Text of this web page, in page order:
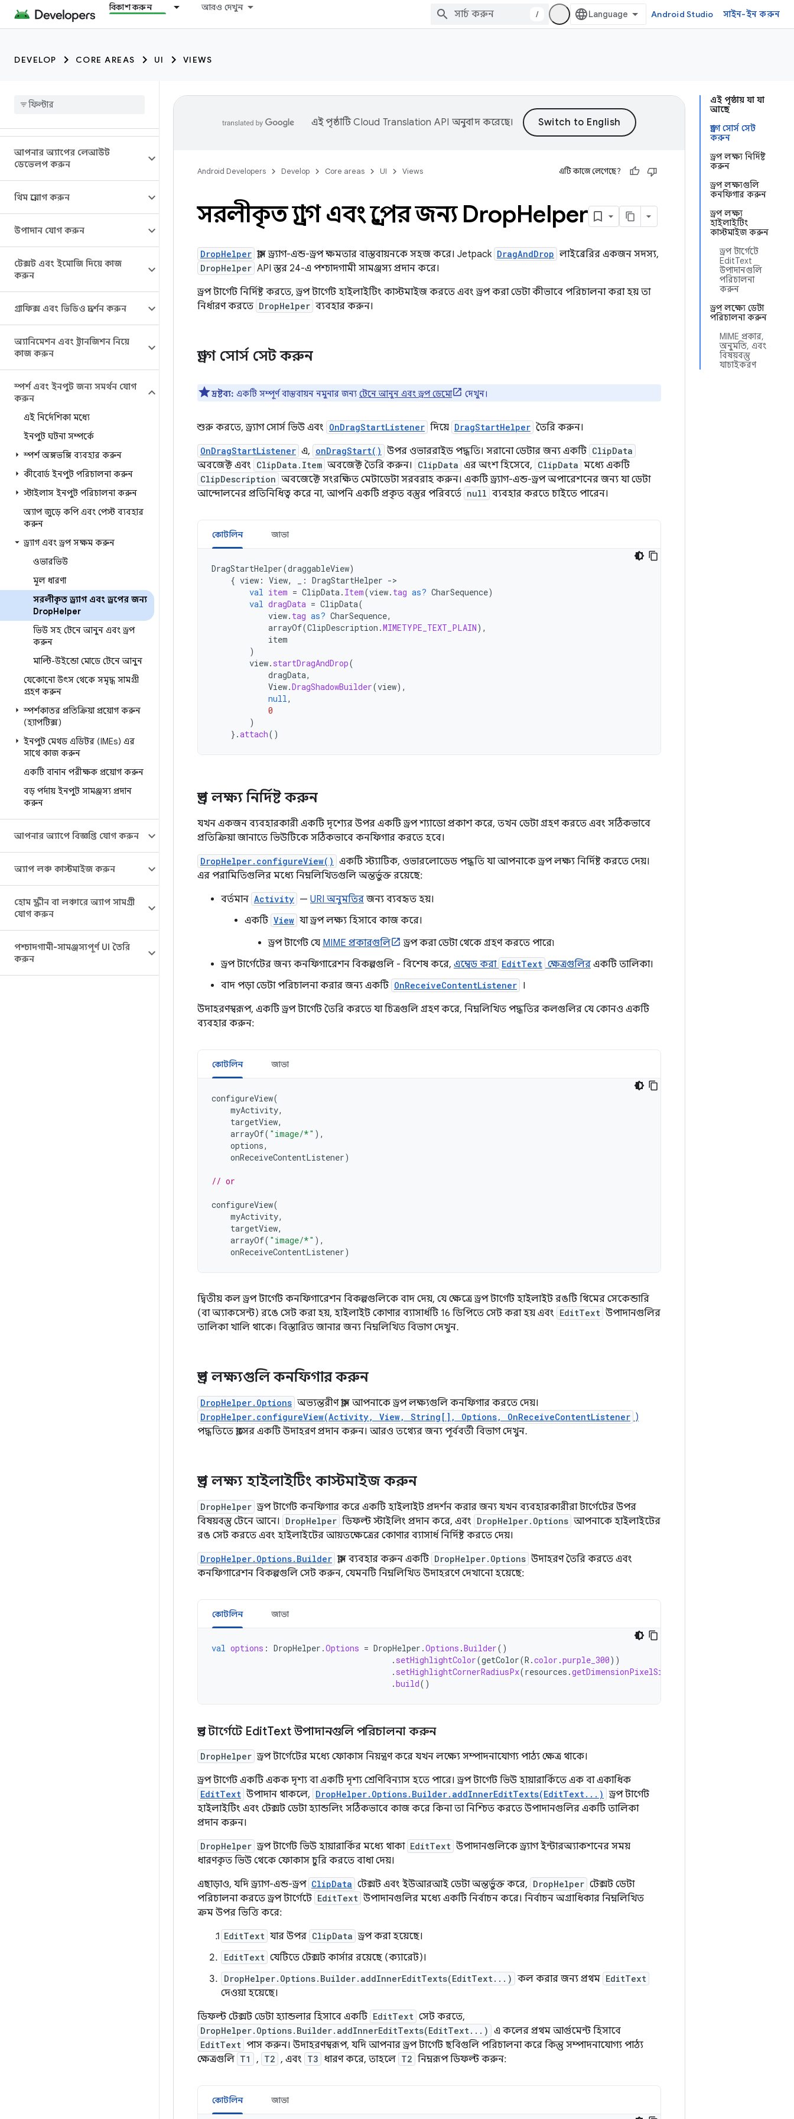
বিকাশ করুন আরও দেখুন
/ Android Studio সাইন-ইন করুন
DEVELOP CORE AREAS UI VIEWS
আপনার অ্যাপের লেআউট
ডেভেলপ করুন
থিম প্রয়োগ করুন
উপাদান যোগ করুন
টেক্সট এবং ইমোজি দিয়ে কাজ
করুন
গ্রাফিক্স এবং ভিডিও প্রদর্শন করুন
অ্যানিমেশন এবং ট্রানজিশন নিয়ে
কাজ করুন
স্পর্শ এবং ইনপুট জন্য সমর্থন যোগ
করুন
এই নির্দেশিকা মধ্যে
ইনপুট ঘটনা সম্পর্কে
স্পর্শ অঙ্গভঙ্গি ব্যবহার করুন
কীবোর্ড ইনপুট পরিচালনা করুন
স্টাইলাস ইনপুট পরিচালনা করুন
অ্যাপ জুড়ে কপি এবং পেস্ট ব্যবহার
করুন
ড্র্যাগ এবং ড্রপ সক্ষম করুন
ওভারভিউ
মূল ধারণা
সরলীকৃত ড্র্যাগ এবং ড্রপের জন্য
DropHelper
ভিউ সহ টেনে আনুন এবং ড্রপ
করুন
মাল্টি-উইন্ডো মোডে টেনে আনুন
যেকোনো উৎস থেকে সমৃদ্ধ সামগ্রী
গ্রহণ করুন
স্পর্শকাতর প্রতিক্রিয়া প্রয়োগ করুন
(হ্যাপটিক্স)
ইনপুট মেথড এডিটর (IMEs) এর
সাথে কাজ করুন
একটি বানান পরীক্ষক প্রয়োগ করুন
বড় পর্দায় ইনপুট সামঞ্জস্য প্রদান
করুন
আপনার অ্যাপে বিজ্ঞপ্তি যোগ করুন
অ্যাপ লঞ্চ কাস্টমাইজ করুন
হোম স্ক্রীন বা লঞ্চারে অ্যাপ সামগ্রী
যোগ করুন
পশ্চাদগামী-সামঞ্জস্যপূর্ণ UI তৈরি
করুন
এই পৃষ্ঠায় যা যা
আছে
ড্র্যাগ সোর্স সেট
করুন
ড্রপ লক্ষ্য নির্দিষ্ট
করুন
ড্রপ লক্ষ্যগুলি
কনফিগার করুন
ড্রপ লক্ষ্য
হাইলাইটিং
কাস্টমাইজ করুন
ড্রপ টার্গেটে
EditText
উপাদানগুলি
পরিচালনা
করুন
ড্রপ লক্ষ্যে ডেটা
পরিচালনা করুন
MIME প্রকার,
অনুমতি, এবং
বিষয়বস্তু
যাচাইকরণ
এই পৃষ্ঠাটিCloud Translation API অনুবাদ করেছে।
Android Developers Develop Core areas UI Views এটি কাজে লেগেছে?
সরলীকৃত ড্র্যাগ এবং ড্রপের জন্য DropHelper
DropHelper ক্লাস ড্র্যাগ-এন্ড-ড্রপ ক্ষমতার বাস্তবায়নকে সহজ করে। Jetpack DragAndDrop লাইব্রেরির একজন সদস্য,
DropHelper API স্তর 24-এ পশ্চাদগামী সামঞ্জস্য প্রদান করে।
ড্রপ টার্গেট নির্দিষ্ট করতে, ড্রপ টার্গেট হাইলাইটিং কাস্টমাইজ করতে এবং ড্রপ করা ডেটা কীভাবে পরিচালনা করা হয় তা
নির্ধারণ করতে DropHelper ব্যবহার করুন।
ড্র্যাগ সোর্স সেট করুন
দ্রষ্টব্য: একটি সম্পূর্ণ বাস্তবায়ন নমুনার জন্য টেনে আনুন এবং ড্রপ ডেমো দেখুন।
শুরু করতে, ড্র্যাগ সোর্স ভিউ এবং OnDragStartListener দিয়ে DragStartHelper তৈরি করুন।
OnDragStartListener এ, onDragStart() উপর ওভাররাইড পদ্ধতি। সরানো ডেটার জন্য একটি ClipData
অবজেক্ট এবং ClipData.Item অবজেক্ট তৈরি করুন। ClipData এর অংশ হিসেবে, ClipData মধ্যে একটি
ClipDescription অবজেক্টে সংরক্ষিত মেটাডেটা সরবরাহ করুন। একটি ড্র্যাগ-এন্ড-ড্রপ অপারেশনের জন্য যা ডেটা
আন্দোলনের প্রতিনিধিত্ব করে না, আপনি একটি প্রকৃত বস্তুর পরিবর্তে null ব্যবহার করতে চাইতে পারেন।
কোটলিন জাভা
DragStartHelper(draggableView)
{ view : View, : DragStartHelper ->
val item = ClipData. Item(view. tag as? CharSequence)
val dragData = ClipData(
view. tag as? CharSequence,
arrayOf(ClipDescription .MIMETYPE_TEXT_PLAIN),
item
)
view. startDragAndDrop(
dragData,
View.DragShadowBuilder(view),
null,
0
)
}.attach()
ড্রপ লক্ষ্য নির্দিষ্ট করুন
যখন একজন ব্যবহারকারী একটি দৃশ্যের উপর একটি ড্রপ শ্যাডো প্রকাশ করে, তখন ডেটা গ্রহণ করতে এবং সঠিকভাবে
প্রতিক্রিয়া জানাতে ভিউটিকে সঠিকভাবে কনফিগার করতে হবে।
DropHelper.configureView() একটি স্ট্যাটিক, ওভারলোডেড পদ্ধতি যা আপনাকে ড্রপ লক্ষ্য নির্দিষ্ট করতে দেয়।
এর পরামিতিগুলির মধ্যে নিম্নলিখিতগুলি অন্তর্ভুক্ত রয়েছে:
বর্তমান Activity — URI অনুমতির জন্য ব্যবহৃত হয়।
একটি View যা ড্রপ লক্ষ্য হিসাবে কাজ করে।
ড্রপ টার্গেট যে MIME প্রকারগুলি
ড্রপ করা ডেটা থেকে গ্রহণ করতে পারে৷
ড্রপ টার্গেটের জন্য কনফিগারেশন বিকল্পগুলি - বিশেষ করে, এম্বেড করা EditText ক্ষেত্রগুলির একটি তালিকা।
বাদ পড়া ডেটা পরিচালনা করার জন্য একটি OnReceiveContentListener ।
উদাহরণস্বরূপ, একটি ড্রপ টার্গেট তৈরি করতে যা চিত্রগুলি গ্রহণ করে, নিম্নলিখিত পদ্ধতির কলগুলির যে কোনও একটি
ব্যবহার করুন:
কোটলিন জাভা
configureView(
myActivity,
targetView,
arrayOf( "image/*" ),
options,
onReceiveContentListener)
// or
configureView(
myActivity,
targetView,
arrayOf( "image/*" ),
onReceiveContentListener)
দ্বিতীয় কল ড্রপ টার্গেট কনফিগারেশন বিকল্পগুলিকে বাদ দেয়, যে ক্ষেত্রে ড্রপ টার্গেট হাইলাইট রঙটি থিমের সেকেন্ডারি
(বা অ্যাকসেন্ট) রঙে সেট করা হয়, হাইলাইট কোণার ব্যাসার্ধটি 16 ডিপিতে সেট করা হয় এবং EditText উপাদানগুলির
তালিকা খালি থাকে। বিস্তারিত জানার জন্য নিম্নলিখিত বিভাগ দেখুন.
ড্রপ লক্ষ্যগুলি কনফিগার করুন
DropHelper.Options অভ্যন্তরীণ ক্লাস আপনাকে ড্রপ লক্ষ্যগুলি কনফিগার করতে দেয়।
DropHelper.configureView(Activity, View, String[], Options, OnReceiveContentListener )
পদ্ধতিতে ক্লাসের একটি উদাহরণ প্রদান করুন। আরও তথ্যের জন্য পূর্ববর্তী বিভাগ দেখুন.
ড্রপ লক্ষ্য হাইলাইটিং কাস্টমাইজ করুন
DropHelper ড্রপ টার্গেট কনফিগার করে একটি হাইলাইট প্রদর্শন করার জন্য যখন ব্যবহারকারীরা টার্গেটের উপর
বিষয়বস্তু টেনে আনে।
DropHelper ডিফল্ট স্টাইলিং প্রদান করে, এবং DropHelper.Options আপনাকে হাইলাইটের
রঙ সেট করতে এবং হাইলাইটের আয়তক্ষেত্রের কোণার ব্যাসার্ধ নির্দিষ্ট করতে দেয়।
DropHelper.Options.Builder ক্লাস ব্যবহার করুন একটি DropHelper.Options উদাহরণ তৈরি করতে এবং
কনফিগারেশন বিকল্পগুলি সেট করুন, যেমনটি নিম্নলিখিত উদাহরণে দেখানো হয়েছে:
কোটলিন জাভা
val options : DropHelper .Options = DropHelper .Options .Builder()
. setHighlightColor(getColor(R .color .purple_300))
. setHighlightCornerRadiusPx(resources .getDimensionPixelSize
.build()
ড্রপ টার্গেটে EditText উপাদানগুলি পরিচালনা করুন
DropHelper ড্রপ টার্গেটের মধ্যে ফোকাস নিয়ন্ত্রণ করে যখন লক্ষ্যে সম্পাদনাযোগ্য পাঠ্য ক্ষেত্র থাকে।
ড্রপ টার্গেট একটি একক দৃশ্য বা একটি দৃশ্য শ্রেণিবিন্যাস হতে পারে। ড্রপ টার্গেট ভিউ হায়ারার্কিতে এক বা একাধিক
EditText উপাদান থাকলে, DropHelper.Options.Builder.addInnerEditTexts(EditText...) ড্রপ টার্গেট
হাইলাইটিং এবং টেক্সট ডেটা হ্যান্ডলিং সঠিকভাবে কাজ করে কিনা তা নিশ্চিত করতে উপাদানগুলির একটি তালিকা
প্রদান করুন।
DropHelper ড্রপ টার্গেট ভিউ হায়ারার্কির মধ্যে থাকা EditText উপাদানগুলিকে ড্র্যাগ ইন্টারঅ্যাকশনের সময়
ধারণকৃত ভিউ থেকে ফোকাস চুরি করতে বাধা দেয়।
এছাড়াও, যদি ড্র্যাগ-এন্ড-ড্রপ ClipData টেক্সট এবং ইউআরআই ডেটা অন্তর্ভুক্ত করে, DropHelper টেক্সট ডেটা
পরিচালনা করতে ড্রপ টার্গেটে EditText উপাদানগুলির মধ্যে একটি নির্বাচন করে। নির্বাচন অগ্রাধিকার নিম্নলিখিত
ক্রম উপর ভিত্তি করে:
EditText যার উপর ClipData ড্রপ করা হয়েছে।
EditText যেটিতে টেক্সট কার্সার রয়েছে (ক্যারেট)।
DropHelper.Options.Builder.addInnerEditTexts(EditText...) কল করার জন্য প্রথম EditText
দেওয়া হয়েছে।
ডিফল্ট টেক্সট ডেটা হ্যান্ডলার হিসাবে একটি EditText সেট করতে,
DropHelper.Options.Builder.addInnerEditTexts(EditText...) এ কলের প্রথম আর্গুমেন্ট হিসাবে
EditText পাস করুন। উদাহরণস্বরূপ, যদি আপনার ড্রপ টার্গেট ছবিগুলি পরিচালনা করে কিন্তু সম্পাদনাযোগ্য পাঠ্য
ক্ষেত্রগুলি T1 , T2 , এবং T3 ধারণ করে, তাহলে T2 নিম্নরূপ ডিফল্ট করুন:
কোটলিন জাভা